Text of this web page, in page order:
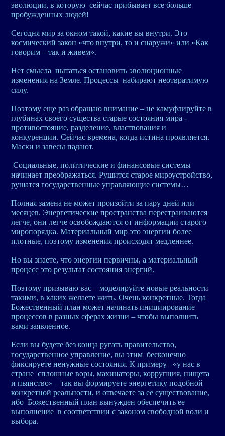
эволюции, в которую сейчас прибывает все больше
пробужденных людей!
Сегодня мир за окном такой, какие вы внутри. Это
космический закон «что внутри, то и снаружи» или «Как
говорим – так и живем».
Нет смысла пытаться остановить эволюционные
изменения на Земле. Процессы набирают неотвратимую
силу.
Поэтому еще раз обращаю внимание – не камуфлируйте в
глубинах своего существа старые состояния мира -
противостояние, разделение, властвования и
конкуренции. Сейчас времена, когда истина проявляется.
Маски и завесы падают.
Социальные, политические и финансовые системы
начинает преображаться. Рушится старое мироустройство,
рушатся государственные управляющие системы…
Полная замена не может произойти за пару дней или
месяцев. Энергетические пространства перестраиваются
легче, они легче освобождаются от информации старого
миропорядка. Материальный мир это энергии более
плотные, поэтому изменения происходят медленнее.
Но вы знаете, что энергии первичны, а материальный
процесс это результат состояния энергий.
Поэтому призываю вас – моделируйте новые реальности
такими, в каких желаете жить. Очень конкретные. Тогда
Божественный план может начинать инициирование
процессов в разных сферах жизни – чтобы выполнить
вами заявленное.
Если вы будете без конца ругать правительство,
государственное управление, вы этим бесконечно
фиксируете ненужные состояния. К примеру– «у нас в
стране сплошные воры, махинаторы, коррупция, нищета
и пьянство» – так вы формируете энергетику подобной
конкретной реальности, и отвечаете за ее существование,
ибо Божественный план вынужден обеспечить ее
выполнение в соответствии с законом свободной воли и
выбора.